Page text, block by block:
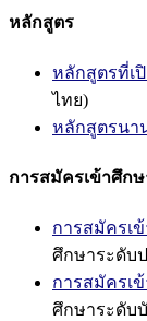
หลักสูตร
หลักสูตรที่เ
ไทย)
หลักสูตรนา
การสมัครเข้าศึก
การสมัครเ
ศึกษาระดั
การสมัครเ
ศึกษาระดับ